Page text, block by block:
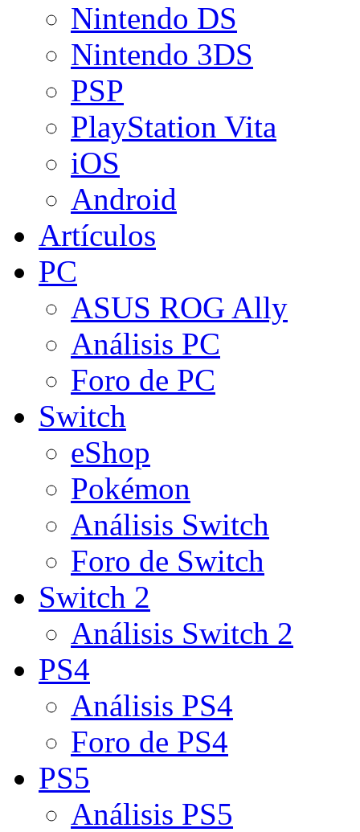
Nintendo DS
Nintendo 3DS
PSP
PlayStation Vita
iOS
Android
Artículos
PC
ASUS ROG Ally
Análisis PC
Foro de PC
Switch
eShop
Pokémon
Análisis Switch
Foro de Switch
Switch 2
Análisis Switch 2
PS4
Análisis PS4
Foro de PS4
PS5
Análisis PS5